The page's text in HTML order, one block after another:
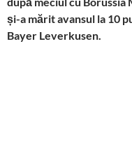
și-a mărit avansul la 10
Bayer Leverkusen.